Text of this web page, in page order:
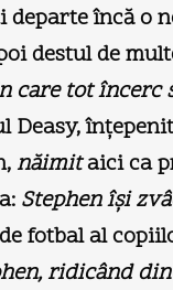
încă
destul de
care tot încerc
năimitaici ca
Stephen îşi
fotbal al
ridicând